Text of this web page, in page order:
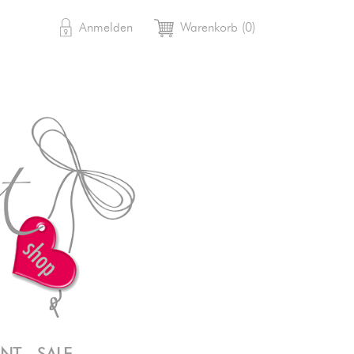
 Anmelden shopping_cart Warenkorb (0)